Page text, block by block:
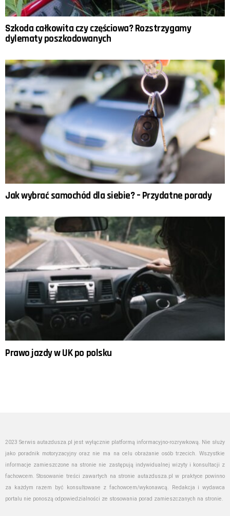
Szkoda całkowita czy częściowa? Rozstrzygamy
dylematy poszkodowanych
Jak wybrać samochód dla siebie? – Przydatne porady
Prawo jazdy w UK po polsku
2023 Serwis autazdusza.pl jest wyłącznie platformą informacyjno-rozrywkową. Nie służy
jako poradnik motoryzacyjny oraz nie ma na celu obrażanie osób trzecich. Wszystkie
informacje zamieszczone na stronie nie zastępują indywidualnej wizyty i konsultacji z
fachowcem. Stosowanie treści zawartych na stronie autazdusza.pl w praktyce powinno
za każdym razem być konsultowane z fachowcem/wykonawcą. Redakcja i wydawca
portalu nie ponoszą odpowiedzialności ze stosowania porad zamieszczanych na stronie.